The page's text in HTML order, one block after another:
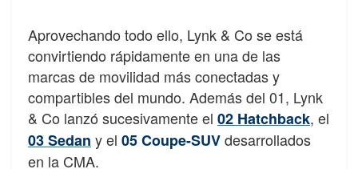
Aprovechando todo ello, Lynk & Co se está
convirtiendo rápidamente en una de las
marcas de movilidad más conectadas y
compartibles del mundo. Además del 01, Lynk
& Co lanzó sucesivamente el 02 Hatchback, el
03 Sedan y el 05 Coupe-SUVdesarrollados
en la CMA.